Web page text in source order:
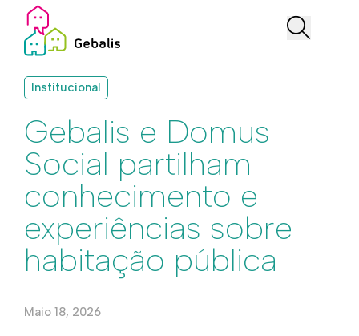
Institucional
Gebalis e Domus
Social partilham
conhecimento e
experiências sobre
habitação pública
Maio 18, 2026